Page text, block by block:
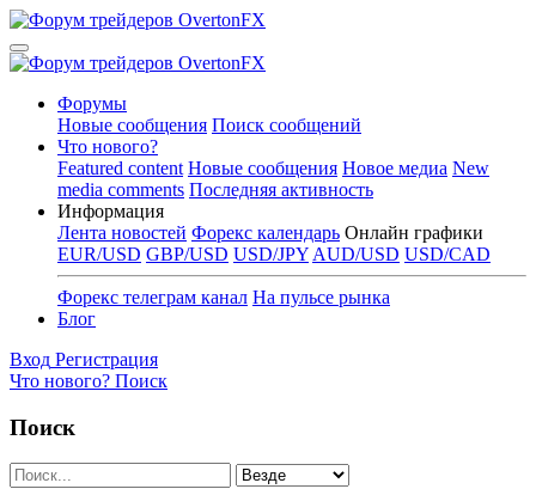
Форумы
Новые сообщения Поиск сообщений
Что нового?
Featured content Новые сообщения Новое медиа New
media comments Последняя активность
Информация
Лента новостей Форекс календарь Онлайн графики
EUR/USD GBP/USD USD/JPY AUD/USD USD/CAD
Форекс телеграм канал На пульсе рынка
Блог
Вход Регистрация
Что нового? Поиск
Поиск